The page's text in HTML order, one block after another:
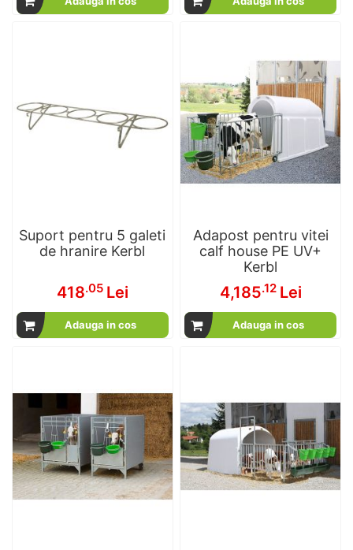
Suport pentru 5 galeti
de hranire Kerbl
418.05 Lei
Adauga in cos
Adapost pentru vitei
calf house PE UV+
Kerbl
4,185.12 Lei
Adauga in cos